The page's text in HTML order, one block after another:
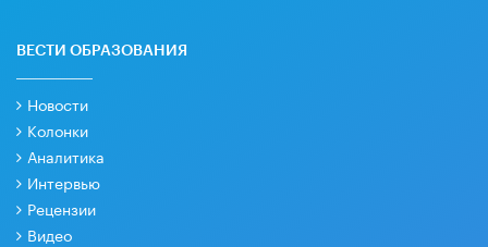
ВЕСТИ ОБРАЗОВАНИЯ
Новости
Колонки
Аналитика
Интервью
Рецензии
Видео